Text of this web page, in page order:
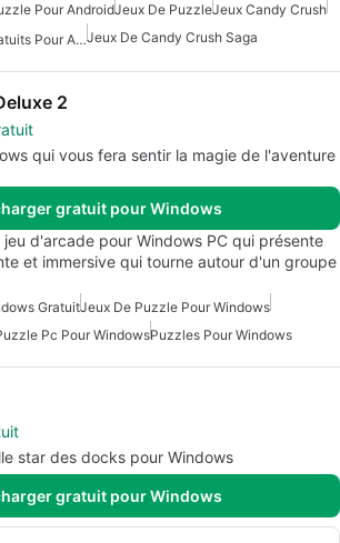
Pour AndroidJeux De PuzzleJeux Candy Crush
Jeux De Mots Cachés Gratuits Pour AndroidJeux De Candy Crush Saga
2
qui vous fera sentir la magie de l'aventure
gratuit pour Windows
d'arcade pour Windows PC qui présente
et immersive qui tourne autour d'un groupe
GratuitJeux De Puzzle Pour Windows
Pc Pour WindowsPuzzles Pour Windows
star des docks pour Windows
gratuit pour Windows